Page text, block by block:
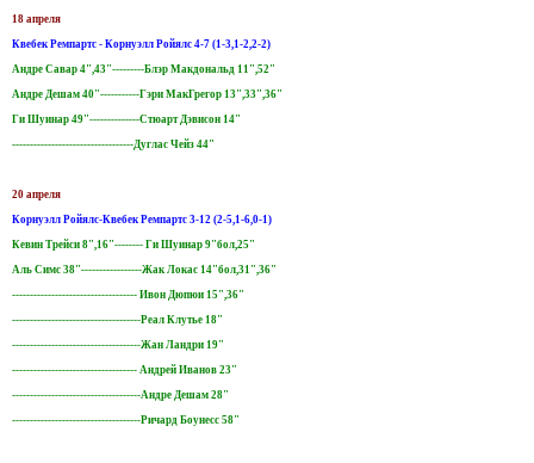
18 апреля
Квебек Ремпартс - Корнуэлл Ройялс 4-7 (1-3,1-2,2-2)
Андре Савар 4",43"---------Блэр Макдональд 11",52"
Андре Дешам 40"-----------Гэри МакГрегор 13",33",36"
Ги Шуинар 49"--------------Стюарт Дэвисон 14"
----------------------------------Дуглас Чейз 44"
20 апреля
Корнуэлл Ройялс-Квебек Ремпартс 3-12 (2-5,1-6,0-1)
Кевин Трейси 8",16"-------- Ги Шуинар 9"бол,25"
Аль Симс 38"-----------------Жак Локас 14"бол,31",36"
----------------------------------- Ивон Дюпюи 15",36"
------------------------------------Реал Клутье 18"
------------------------------------Жан Ландри 19"
----------------------------------- Андрей Иванов 23"
------------------------------------Андре Дешам 28"
------------------------------------Ричард Боунесс 58"